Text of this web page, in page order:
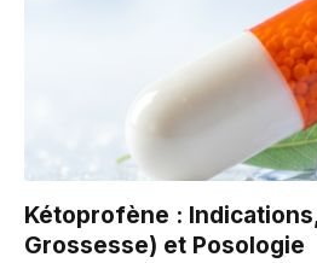
Kétoprofène :
Grossesse) et Posologie